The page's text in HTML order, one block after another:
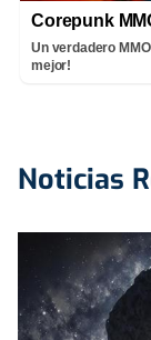
Corepunk
Un verdadero
mejor!
Noticias